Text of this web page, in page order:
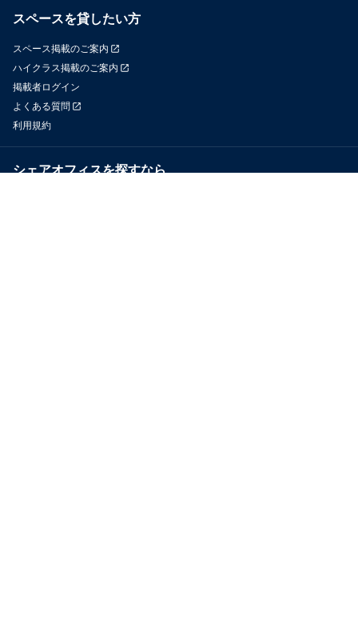
スペースを貸したい方
スペース掲載のご案内
ハイクラス掲載のご案内
掲載者ログイン
よくある質問
利用規約
シェアオフィスを探すなら